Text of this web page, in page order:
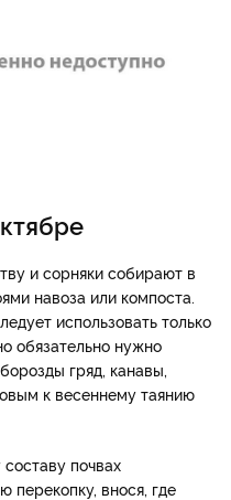
и сорняки собирают в
навоза или компоста.
использовать только
обязательно нужно
гряд, канавы,
к весеннему таянию
почвах
перекопку, внося, где